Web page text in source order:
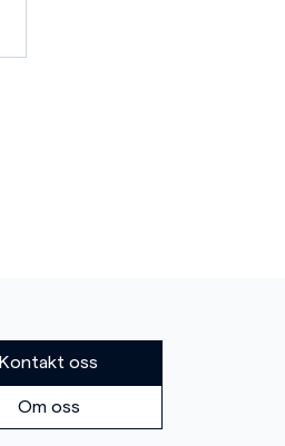
Kontakt oss
Om oss